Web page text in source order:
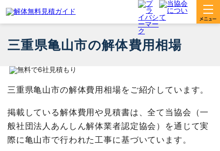
三重県亀山市の解体費用相場
三重県亀山市の解体費用相場をご紹介しています。
掲載している解体費用や見積書は、全て当協会（一
般社団法人あんしん解体業者認定協会）を通じて実
際に亀山市で行われた工事に基づいています。